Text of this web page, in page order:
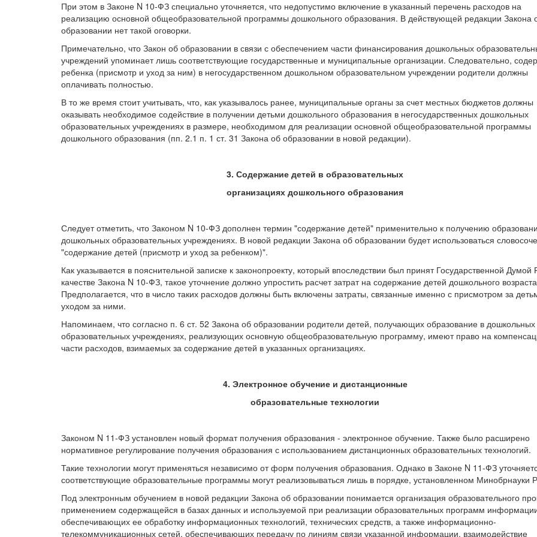
При этом в Законе N 10-ФЗ специально уточняется, что недопустимо включение в указанный перечень расходов на
реализацию основной общеобразовательной программы дошкольного образования. В действующей редакции Закона
образовании нет такой оговорки.
Примечательно, что Закон об образовании в связи с обеспечением части финансирования дошкольных
учреждений упоминает лишь соответствующие государственные и муниципальные организации. Следовательно,
ребенка (присмотр и уход за ним) в негосударственном дошкольном образовательном учреждении родители должны
оплачивать полностью.
В то же время стоит учитывать, что, как указывалось ранее, муниципальные органы за счет местных бюджетов должны
оказывать необходимое содействие в получении детьми дошкольного образования в негосударственных дошкольных
образовательных учреждениях в размере, необходимом для реализации основной общеобразовательной программы
дошкольного образования (пп. 2.1 п. 1 ст. 31 Закона об образовании в новой редакции).
3. Содержание детей в образовательных
организациях дошкольного образования
Следует отметить, что Законом N 10-ФЗ дополнен термин "содержание детей" применительно к получению
дошкольных образовательных учреждениях. В новой редакции Закона об образовании будет использоваться
"содержание детей (присмотр и уход за ребенком)".
Как указывается в пояснительной записке к законопроекту, который впоследствии был принят Государственной Думой
качестве Закона N 10-ФЗ, такое уточнение должно упростить расчет затрат на содержание детей дошкольного
Предполагается, что в число таких расходов должны быть включены затраты, связанные именно с присмотром за
уходом за ними.
Напоминаем, что согласно п. 6 ст. 52 Закона об образовании родители детей, получающих образование в дошкольных
образовательных учреждениях, реализующих основную общеобразовательную программу, имеют право на
части расходов, взимаемых за содержание детей в указанных организациях.
4. Электронное обучение и дистанционные
образовательные технологии
Законом N 11-ФЗ установлен новый формат получения образования - электронное обучение. Также было расширено
нормативное регулирование получения образования с использованием дистанционных образовательных технологий.
Такие технологии могут применяться независимо от форм получения образования. Однако в Законе N 11-ФЗ
соответствующие образовательные программы могут реализовываться лишь в порядке, установленном Минобрнауки
Под электронным обучением в новой редакции Закона об образовании понимается организация образовательного
применением содержащейся в базах данных и используемой при реализации образовательных программ
обеспечивающих ее обработку информационных технологий, технических средств, а также информационно-
телекоммуникационных сетей, обеспечивающих передачу по линиям связи указанной информации, взаимодействие